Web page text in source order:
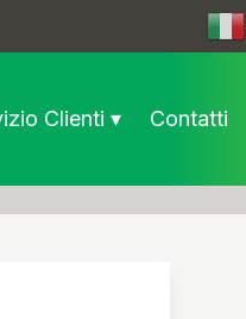
bioseme.it/
bioseme.it/
Clienti ▾ Contatti